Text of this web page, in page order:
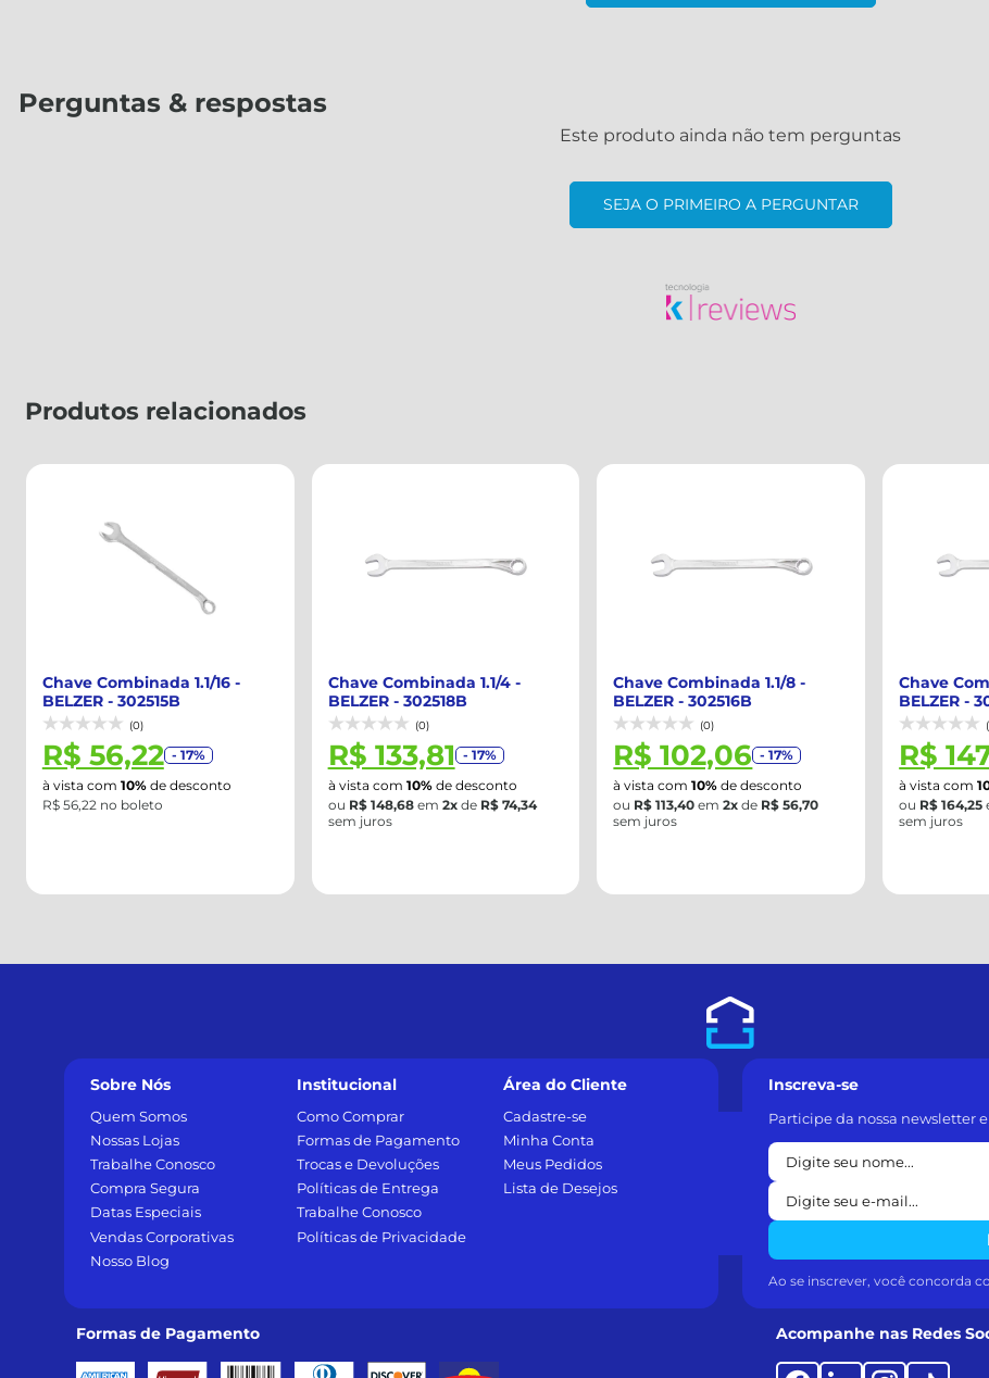
Perguntas & respostas
Este produto ainda não tem perguntas
SEJA O PRIMEIRO A PERGUNTAR
Produtos relacionados
Chave Combinada 1.1/16 -
BELZER - 302515B
(0)
R$ 56,22 - 17%
à vista com 10%de desconto
R$ 56,22 no boleto
Chave Combinada 1.1/4 -
BELZER - 302518B
(0)
R$ 133,81 - 17%
à vista com 10%de desconto
ou R$ 148,68em 2xde R$ 74,34
sem juros
Chave Combinada 1.1/8 -
BELZER - 302516B
(0)
R$ 102,06 - 17%
à vista com10% de desconto
ou R$ 113,40 em2x de R$ 56,70
sem juros
Chave
BELZER -
R$
à vista com
ou R$ 164,25
sem juros
Sobre Nós
Quem Somos
Nossas Lojas
Trabalhe Conosco
Compra Segura
Datas Especiais
Vendas Corporativas
Nosso Blog
Institucional
Como Comprar
Formas de Pagamento
Trocas e Devoluções
Políticas de Entrega
Trabalhe Conosco
Políticas de Privacidade
Área do Cliente
Cadastre-se
Minha Conta
Meus Pedidos
Lista de Desejos
Inscreva-se
Participe da nossa newsletter
Ao se inscrever, você concorda
Formas de Pagamento Acompanhe nas Redes